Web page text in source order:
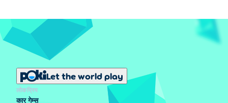
Let the world play
लोकप्रिय
कार गेम्स